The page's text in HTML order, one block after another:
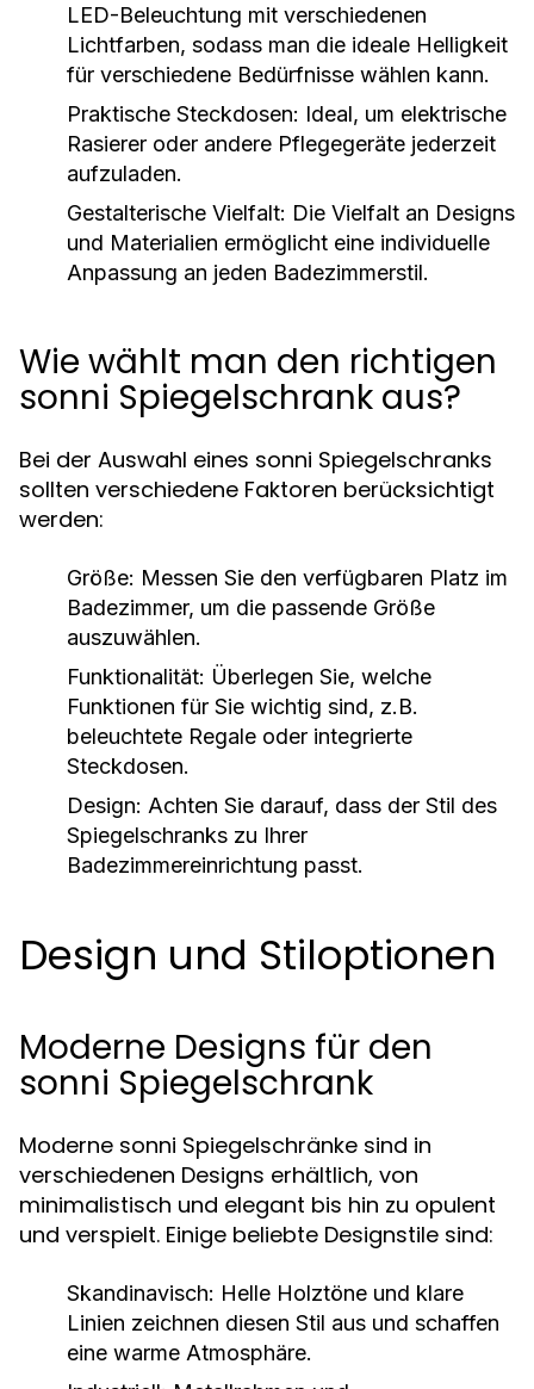
LED-Beleuchtung mit verschiedenen
Lichtfarben, sodass man die ideale Helligkeit
für verschiedene Bedürfnisse wählen kann.
Praktische Steckdosen: Ideal, um elektrische
Rasierer oder andere Pflegegeräte jederzeit
aufzuladen.
Gestalterische Vielfalt: Die Vielfalt an Designs
und Materialien ermöglicht eine individuelle
Anpassung an jeden Badezimmerstil.
Wie wählt man den richtigen
sonni Spiegelschrank aus?
Bei der Auswahl eines sonni Spiegelschranks
sollten verschiedene Faktoren berücksichtigt
werden:
Größe: Messen Sie den verfügbaren Platz im
Badezimmer, um die passende Größe
auszuwählen.
Funktionalität: Überlegen Sie, welche
Funktionen für Sie wichtig sind, z.B.
beleuchtete Regale oder integrierte
Steckdosen.
Design: Achten Sie darauf, dass der Stil des
Spiegelschranks zu Ihrer
Badezimmereinrichtung passt.
Design und Stiloptionen
Moderne Designs für den
sonni Spiegelschrank
Moderne sonni Spiegelschränke sind in
verschiedenen Designs erhältlich, von
minimalistisch und elegant bis hin zu opulent
und verspielt. Einige beliebte Designstile sind:
Skandinavisch: Helle Holztöne und klare
Linien zeichnen diesen Stil aus und schaffen
eine warme Atmosphäre.